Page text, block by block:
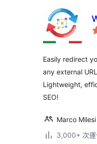
Easily redirect
any external
Lightweight,
SEO!
Marco Milesi
3,000+ 次運